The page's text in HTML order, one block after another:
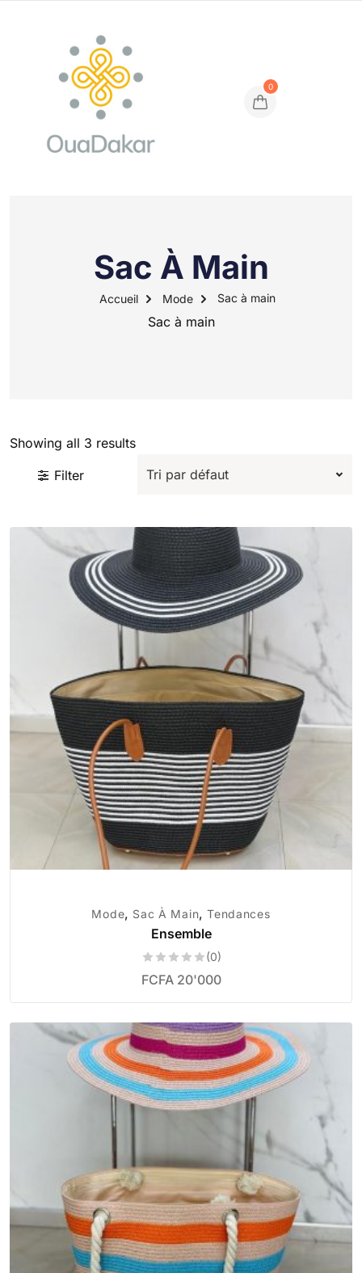
0
Sac À Main
Accueil Mode Sac à main
Sac à main
Showing all 3 results
Filter
Mode, Sac À Main,Tendances
Ensemble
(0)
FCFA20'000